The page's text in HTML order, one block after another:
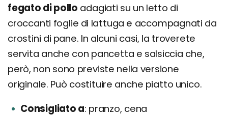
fegato di pollo adagiati su un letto di
croccanti foglie di lattuga e accompagnati da
crostini di pane. In alcuni casi, la troverete
servita anche con pancetta e salsiccia che,
però, non sono previste nella versione
originale. Può costituire anche piatto unico.
Consigliato a pranzo, cena